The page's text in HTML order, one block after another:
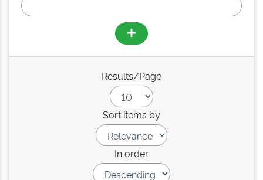
Results/Page
Sort items by
In order